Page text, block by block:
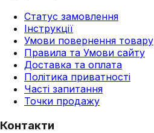
Статус замовлення
Інструкції
Умови повернення товару
Правила та Умови сайту
Доставка та оплата
Політика приватності
Часті запитання
Точки продажу
Контакти